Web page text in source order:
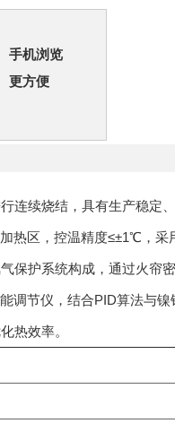
手机浏览
更方便
连续烧结，具有生产稳定
热区，控温精度≤±1℃，采
保护系统构成，通过火帘
调节仪，结合PID算法与
热效率。